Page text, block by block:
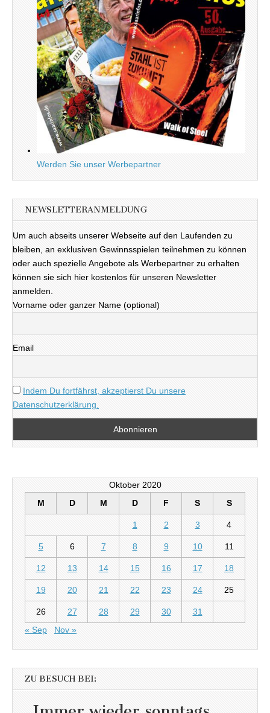
Werden Sie unser Werbepartner
NEWSLETTERANMELDUNG
Um auch abseits unserer Webseite auf den Laufenden zu
bleiben, an exklusiven Gewinnsspielen teilnehmen zu können
oder auch spezielle Angebote als Werbepartner zu erhalten
können sie sich hier kostenlos für unseren Newsletter
anmelden.
Vorname oder ganzer Name (optional)
Email
Indem Du fortfährst, akzeptierst Du unsere
Datenschutzerklärung.
Oktober 2020
M
D M D F S S
1 2 3 4
5 6 7 8 9 10 11
12 13 14 15 16 17 18
19 20 21 22 23 24 25
26 27 28 29 30
31
« Sep
Nov »
ZU BESUCH BEI: